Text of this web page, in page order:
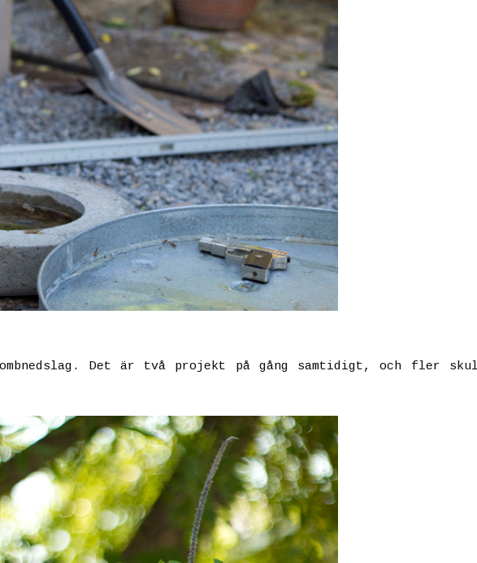
Det är två projekt på gång samtidigt, och fler